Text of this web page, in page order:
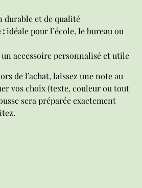
durable et de qualité
:idéale pour l’école, le bureau ou
un accessoire personnalisé et utile
de l’achat, laissez une note au
vos choix (texte, couleur ou tout
sera préparée exactement